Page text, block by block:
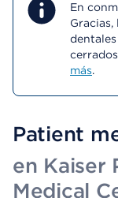
En
más.
Patient
en Kaiser
Medical